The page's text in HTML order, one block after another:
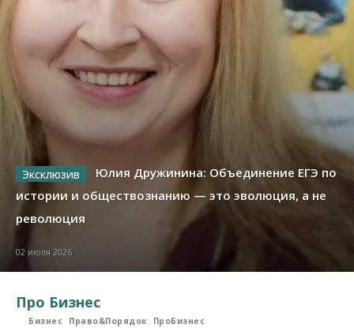
Юлия Дружинина: Объединение ЕГЭ по
истории и обществознанию — это эволюция, а не
революция
02 июля 2026
Про Бизнес
Бизнес Право&Порядок ПроБизнес